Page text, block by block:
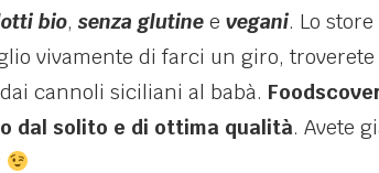
bio, senza glutine e vegani. Lo
vivamente di farci un giro,
cannoli siciliani al babà.
dal solito e di ottima qualità. Avete